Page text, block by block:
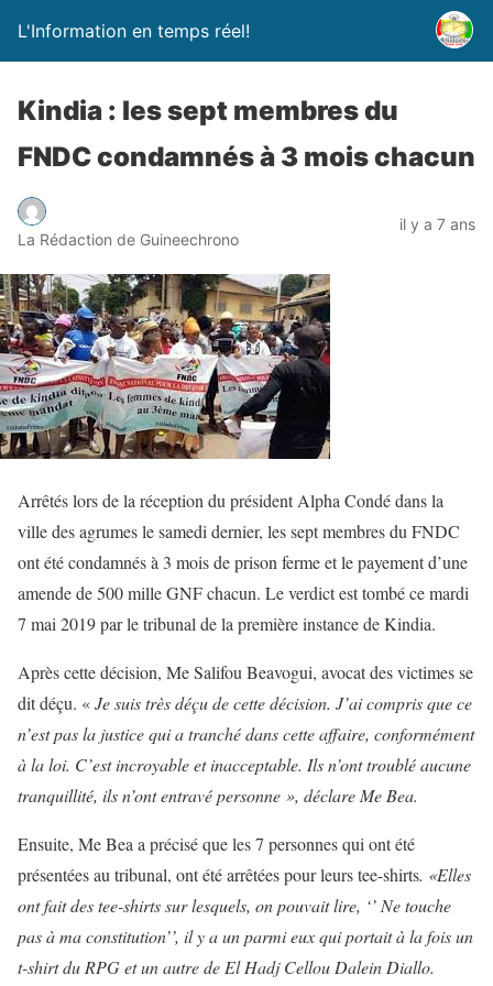
L'Information en temps réel!
Kindia : les sept membres du
FNDC condamnés à 3 mois chacun
La Rédaction de Guineechrono
il y a 7 ans
Arrêtés lors de la réception du président Alpha Condé dans la
ville des agrumes le samedi dernier, les sept membres du FNDC
ont été condamnés à 3 mois de prison ferme et le payement d’une
amende de 500 mille GNF chacun. Le verdict est tombé ce mardi
7 mai 2019 par le tribunal de la première instance de Kindia.
Après cette décision, Me Salifou Beavogui, avocat des victimes se
dit déçu. «Je suis très déçu de cette décision. J’ai compris que ce
n’est pas la justice qui a tranché dans cette affaire, conformément
à la loi. C’est incroyable et inacceptable. Ils n’ont troublé aucune
tranquillité, ils n’ont entravé personne », déclare Me Bea.
Ensuite, Me Bea a précisé que les 7 personnes qui ont été
présentées au tribunal, ont été arrêtées pour leurs tee-shirts. «Elles
ont fait des tee-shirts sur lesquels, on pouvait lire, ‘’ Ne touche
pas à ma constitution’’, il y a un parmi eux qui portait à la fois un
t-shirt du RPG et un autre de El Hadj Cellou Dalein Diallo.